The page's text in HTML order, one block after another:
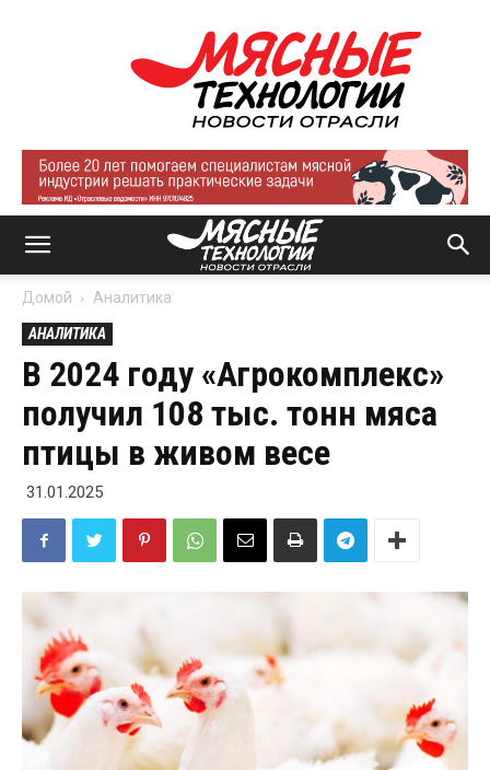
Мясные
технологии
|
Новости
отрасли
Домой Аналитика
АНАЛИТИКА
В 2024 году «Агрокомплекс»
получил 108 тыс. тонн мяса
птицы в живом весе
31.01.2025